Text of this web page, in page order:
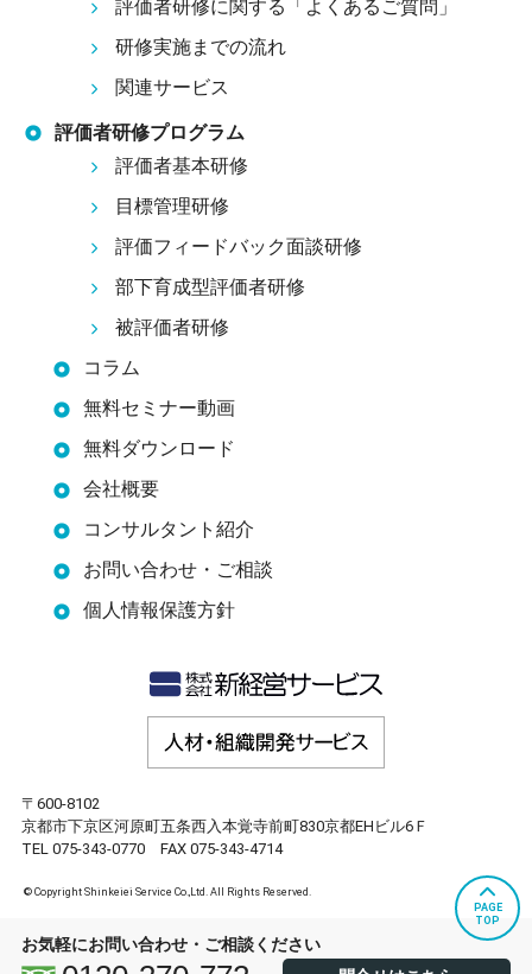
評価者研修に関する「よくあるご質問」
研修実施までの流れ
関連サービス
評価者研修プログラム
評価者基本研修
目標管理研修
評価フィードバック面談研修
部下育成型評価者研修
被評価者研修
コラム
無料セミナー動画
無料ダウンロード
会社概要
コンサルタント紹介
お問い合わせ・ご相談
個人情報保護方針
〒600-8102
京都市下京区河原町五条西入本覚寺前町830京都EHビル6Ｆ
TEL 075-343-0770 FAX 075-343-4714
© Copyright Shinkeiei Service Co.,Ltd. All Rights Reserved.
PAGE
TOP
お気軽にお問い合わせ・ご相談ください